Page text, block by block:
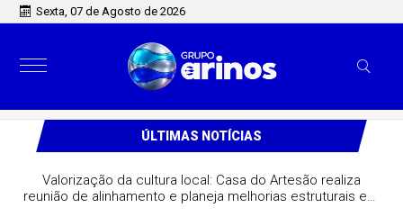
Sexta, 07 de Agosto de 2026
ÚLTIMAS NOTÍCIAS
Valorização da cultura local: Casa do Artesão realiza
reunião de alinhamento e planeja melhorias estruturais em